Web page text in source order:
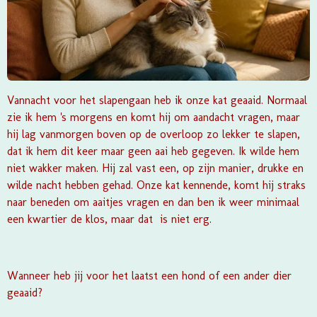
Vannacht voor het slapengaan heb ik onze kat geaaid. Normaal
zie ik hem 's morgens en komt hij om aandacht vragen, maar
hij lag vanmorgen boven op de overloop zo lekker te slapen,
dat ik hem dit keer maar geen aai heb gegeven. Ik wilde hem
niet wakker maken. Hij zal vast een, op zijn manier, drukke en
wilde nacht hebben gehad. Onze kat kennende, komt hij straks
naar beneden om aaitjes vragen en dan ben ik weer minimaal
een kwartier de klos, maar dat is niet erg.
Wanneer heb jij voor het laatst een hond of een ander dier
geaaid?